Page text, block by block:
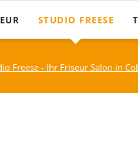
STUDIO FREESE
Freese - Ihr Friseur Salon in